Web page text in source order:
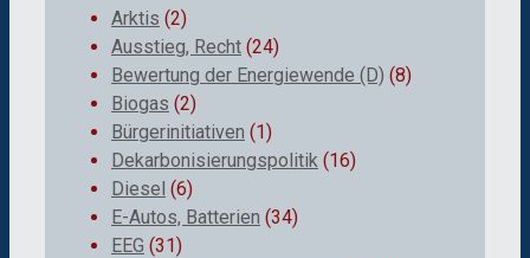
Arktis (2)
Ausstieg, Recht (24)
Bewertung der Energiewende (D) (8)
Biogas (2)
Bürgerinitiativen (1)
Dekarbonisierungspolitik (16)
Diesel (6)
E-Autos, Batterien (34)
EEG (31)